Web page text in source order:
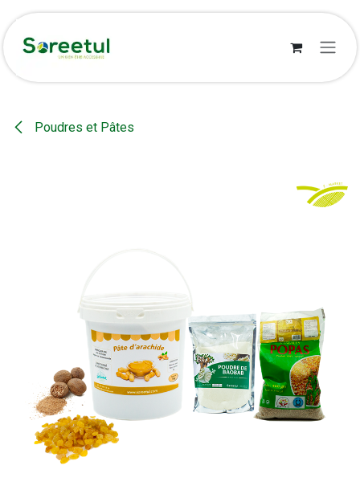
Se rendre au contenu
Poudres et Pâtes